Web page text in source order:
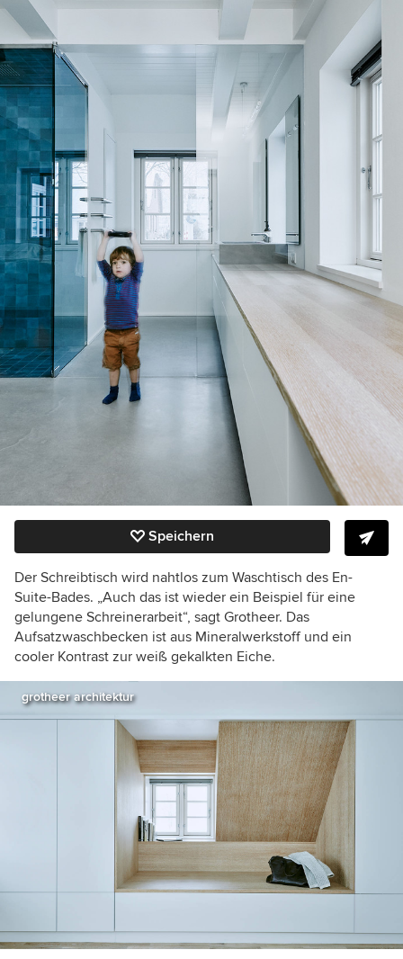
Speichern
Der Schreibtisch wird nahtlos zum Waschtisch des En-
Suite-Bades. „Auch das ist wieder ein Beispiel für eine
gelungene Schreinerarbeit“, sagt Grotheer. Das
Aufsatzwaschbecken ist aus Mineralwerkstoff und ein
cooler Kontrast zur weiß gekalkten Eiche.
grotheer architektur